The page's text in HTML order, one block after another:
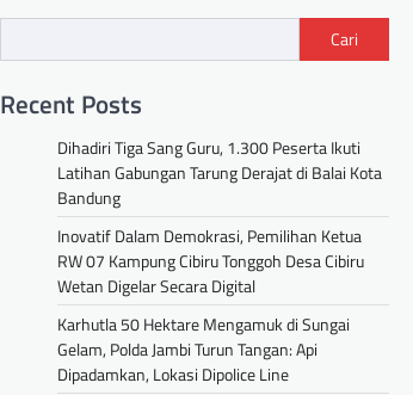
Cari
Recent Posts
Dihadiri Tiga Sang Guru, 1.300 Peserta Ikuti
Latihan Gabungan Tarung Derajat di Balai Kota
Bandung
Inovatif Dalam Demokrasi, Pemilihan Ketua
RW 07 Kampung Cibiru Tonggoh Desa Cibiru
Wetan Digelar Secara Digital
Karhutla 50 Hektare Mengamuk di Sungai
Gelam, Polda Jambi Turun Tangan: Api
Dipadamkan, Lokasi Dipolice Line